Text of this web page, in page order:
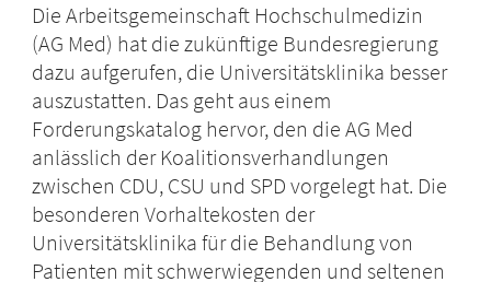
Die Arbeitsgemeinschaft Hochschulmedizin
(AG Med) hat die zukünftige Bundesregierung
dazu aufgerufen, die Universitätsklinika besser
auszustatten. Das geht aus einem
Forderungskatalog hervor, den die AG Med
anlässlich der Koalitionsverhandlungen
zwischen CDU, CSU und SPD vorgelegt hat. Die
besonderen Vorhaltekosten der
Universitätsklinika für die Behandlung von
Patienten mit schwerwiegenden und seltenen